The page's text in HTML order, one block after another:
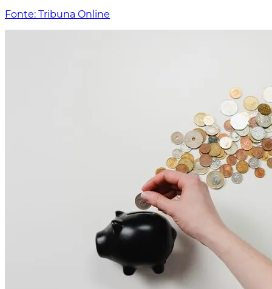
Fonte: Tribuna Online